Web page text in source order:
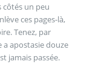
côtés un peu
ces pages-là,
Tenez, par
apostasie douze
jamais passée.